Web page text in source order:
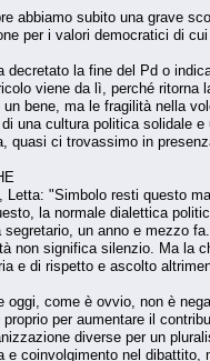
abbiamo subito una grave
per i valori democratici di
decretato la fine del Pd o
viene da lì, perché ritorna
un bene, ma le fragilità nella
una cultura politica solidale
quasi ci trovassimo in
Letta: "Simbolo resti questo
la normale dialettica
segretario, un anno e mezzo
non significa silenzio. Ma la
e di rispetto e ascolto
oggi, come è ovvio, non è
per aumentare il
diverse per un
e coinvolgimento nel